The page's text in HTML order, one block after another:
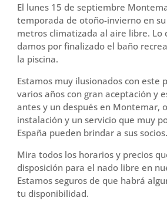
El lunes 15 de septiembre
temporada de otoño-invierno en
metros climatizada al aire libre. Lo
damos por finalizado el baño
la piscina.
Estamos muy ilusionados con este
varios años con gran aceptación y
antes y un después en Montemar,
instalación y un servicio que muy
España pueden brindar a sus socios.
Mira todos los horarios y precios
disposición para el nado libre en
Estamos seguros de que habrá
tu disponibilidad.